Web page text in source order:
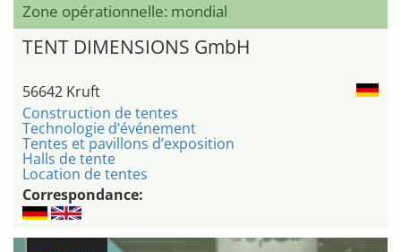
Zone opérationnelle: mondial
TENT DIMENSIONS GmbH
56642 Kruft
Construction de tentes
Technologie d’événement
Tentes et pavillons d’exposition
Halls de tente
Location de tentes
Correspondance: